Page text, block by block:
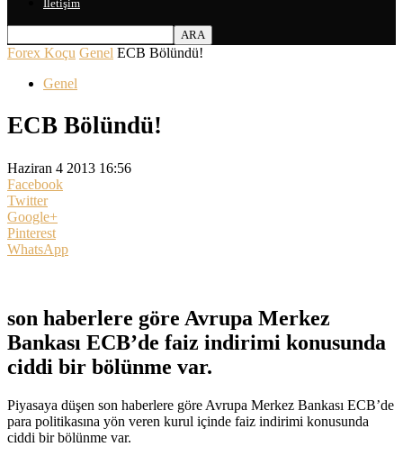
İletişim
Forex Koçu Genel ECB Bölündü!
Genel
ECB Bölündü!
Haziran 4 2013 16:56
Facebook
Twitter
Google+
Pinterest
WhatsApp
son haberlere göre Avrupa Merkez
Bankası ECB’de faiz indirimi konusunda
ciddi bir bölünme var.
Piyasaya düşen son haberlere göre Avrupa Merkez Bankası ECB’de
para politikasına yön veren kurul içinde faiz indirimi konusunda
ciddi bir bölünme var.